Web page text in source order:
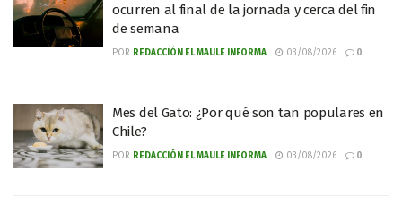
ocurren al final de la jornada y cerca del fin
de semana
POR REDACCIÓN EL MAULE INFORMA 03/08/2026 0
Mes del Gato: ¿Por qué son tan populares en
Chile?
POR REDACCIÓN EL MAULE INFORMA 03/08/2026 0